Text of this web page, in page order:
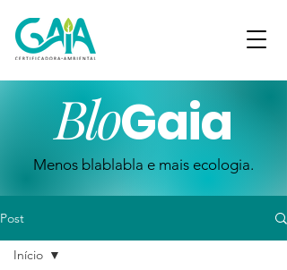
BloGaia
Menos blablabla e mais ecologia.
Post
Início